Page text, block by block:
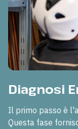
Diagnosi
Il primo passo è
Questa fase